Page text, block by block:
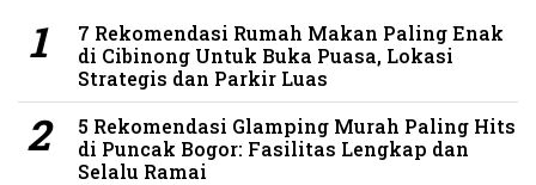
7 Rekomendasi Rumah Makan Paling Enak
di Cibinong Untuk Buka Puasa, Lokasi
Strategis dan Parkir Luas
5 Rekomendasi Glamping Murah Paling Hits
di Puncak Bogor: Fasilitas Lengkap dan
Selalu Ramai